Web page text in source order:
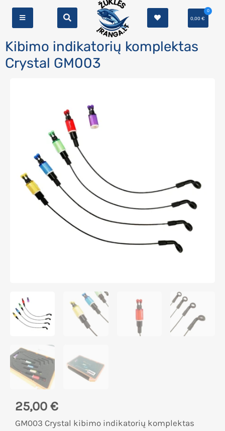
0,00€
0
Kibimo indikatorių komplektas
Crystal GM003
25,00 €
GM003 Crystal kibimo indikatorių komplektas